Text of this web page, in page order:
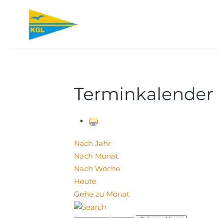
Zum Hauptinhalt springen
Terminkalender
Nach Jahr
Nach Monat
Nach Woche
Heute
Gehe zu Monat